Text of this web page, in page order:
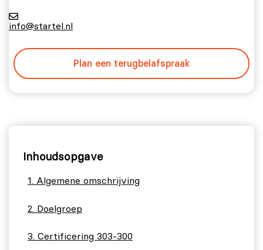
info@startel.nl
Plan een terugbelafspraak
Inhoudsopgave
Algemene omschrijving
Doelgroep
Certificering 303-300